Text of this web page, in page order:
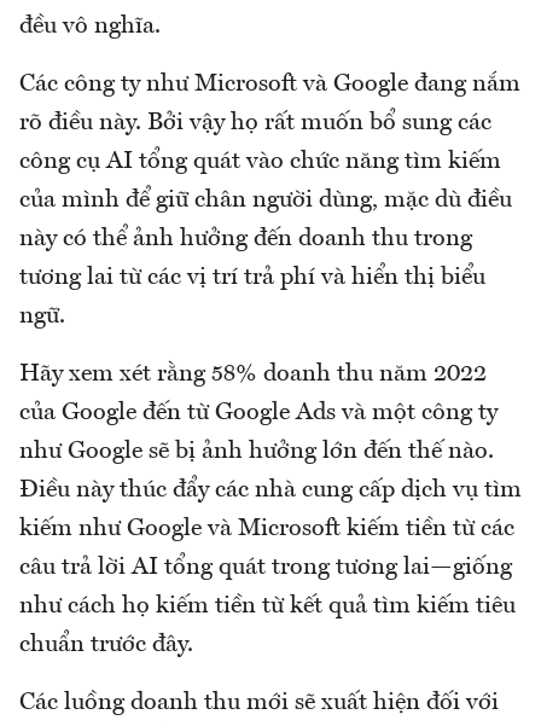
đều vô nghĩa.
Các công ty như Microsoft và Google đang nắm
rõ điều này. Bởi vậy họ rất muốn bổ sung các
công cụ AI tổng quát vào chức năng tìm kiếm
của mình để giữ chân người dùng, mặc dù điều
này có thể ảnh hưởng đến doanh thu trong
tương lai từ các vị trí trả phí và hiển thị biểu
ngữ.
Hãy xem xét rằng 58% doanh thu năm 2022
của Google đến từ Google Ads và một công ty
như Google sẽ bị ảnh hưởng lớn đến thế nào.
Điều này thúc đẩy các nhà cung cấp dịch vụ tìm
kiếm như Google và Microsoft kiếm tiền từ các
câu trả lời AI tổng quát trong tương lai—giống
như cách họ kiếm tiền từ kết quả tìm kiếm tiêu
chuẩn trước đây.
Các luồng doanh thu mới sẽ xuất hiện đối với